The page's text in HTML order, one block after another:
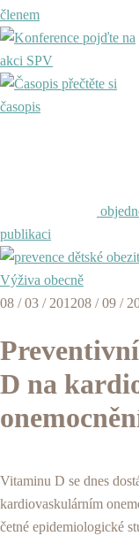
členem
pojďte na
akci SPV
přečtěte si
časopis
publikaci
Výživa obecně
08 / 03 / 201208 / 09 /
D na
Vitaminu D se dnes
kardiovaskulárním
četné epidemiologické